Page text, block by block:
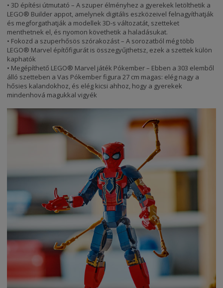
• 3D építési útmutató – A szuper élményhez a gyerekek letölthetik a
LEGO® Builder appot, amelynek digitális eszközeivel felnagyíthatják
és megforgathatják a modellek 3D-s változatát, szetteket
menthetnek el, és nyomon követhetik a haladásukat.
• Fokozd a szuperhősös szórakozást – A sorozatból még több
LEGO® Marvel építőfigurát is összegyűjthetsz, ezek a szettek külön
kaphatók
• Megépíthető LEGO® Marvel játék Pókember – Ebben a 303 elemből
álló szetteben a Vas Pókember figura 27 cm magas: elég nagy a
hősies kalandokhoz, és elég kicsi ahhoz, hogy a gyerekek
mindenhová magukkal vigyék